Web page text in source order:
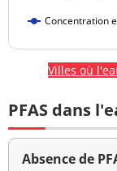
Concentration
Villes où
PFAS dans
Absence de